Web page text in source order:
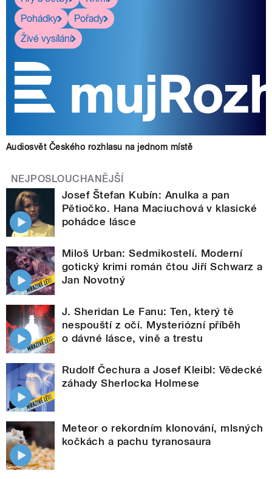
Pohádky
Pořady
Živé vysílání
Audiosvět Českého rozhlasu na jednom místě
NEJPOSLOUCHANĚJŠÍ
Josef Štefan Kubín: Anulka a pan
Pětiočko. Hana Maciuchová v klasické
pohádce lásce
Miloš Urban: Sedmikostelí. Moderní
gotický krimi román čtou Jiří Schwarz a
Jan Novotný
J. Sheridan Le Fanu: Ten, který tě
nespouští z očí. Mysteriózní příběh
o dávné lásce, vině a trestu
Rudolf Čechura a Josef Kleibl: Vědecké
záhady Sherlocka Holmese
Meteor o rekordním klonování, mlsných
kočkách a pachu tyranosaura